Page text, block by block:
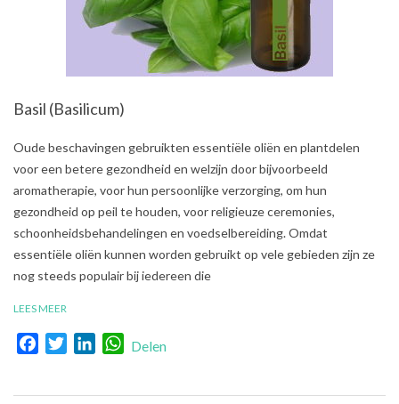
Basil (Basilicum)
2021-
Oude beschavingen gebruikten essentiële oliën en plantdelen
voor een betere gezondheid en welzijn door bijvoorbeeld
aromatherapie, voor hun persoonlijke verzorging, om hun
gezondheid op peil te houden, voor religieuze ceremonies,
schoonheidsbehandelingen en voedselbereiding. Omdat
essentiële oliën kunnen worden gebruikt op vele gebieden zijn ze
nog steeds populair bij iedereen die
LEES MEER
FacebookTwitterLinkedInWhatsApp
Delen